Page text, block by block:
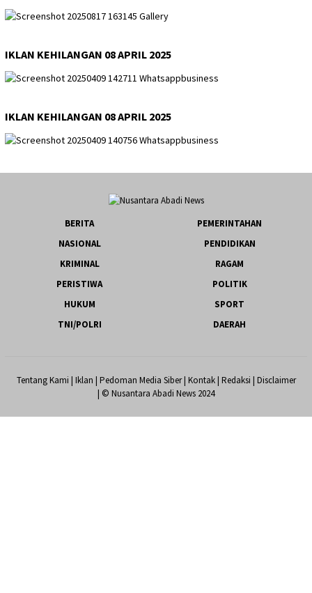
IKLAN KEHILANGAN 08 APRIL 2025
IKLAN KEHILANGAN 08 APRIL 2025
BERITA
PEMERINTAHAN
NASIONAL
PENDIDIKAN
KRIMINAL
RAGAM
PERISTIWA
POLITIK
HUKUM
SPORT
TNI/POLRI
DAERAH
Tentang Kami | Iklan | Pedoman Media Siber| Kontak| Redaksi | Disclaimer
| © Nusantara Abadi News 2024